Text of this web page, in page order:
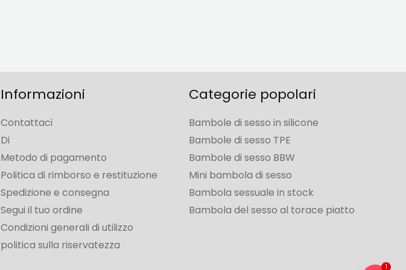
Informazioni
Contattaci
Di
Metodo di pagamento
Politica di rimborso e restituzione
Spedizione e consegna
Segui il tuo ordine
Condizioni generali di utilizzo
politica sulla riservatezza
Categorie popolari
Bambole di sesso in silicone
Bambole di sesso TPE
Bambole di sesso BBW
Mini bambola di sesso
Bambola sessuale in stock
Bambola del sesso al torace piatto
1